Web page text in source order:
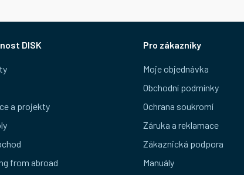
DISK
a projekty
from abroad
Pro zákazníky
Moje objednávka
Obchodní podmínky
Ochrana soukromí
Záruka a reklamace
Zákaznická podpora
Manuály